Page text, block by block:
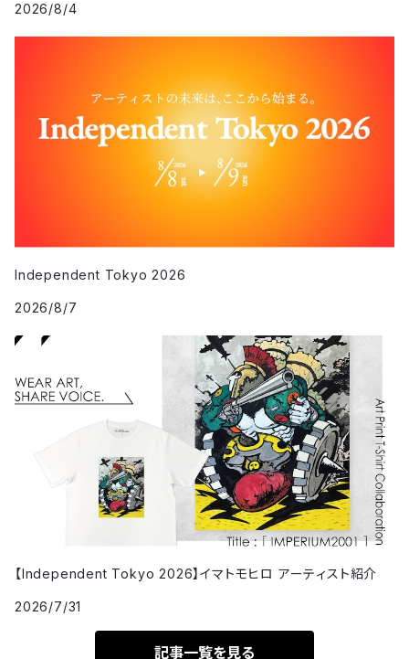
2026/8/4
Independent Tokyo 2026
2026/8/7
【Independent Tokyo 2026】イマトモヒロ アーティスト紹介
2026/7/31
記事一覧を見る